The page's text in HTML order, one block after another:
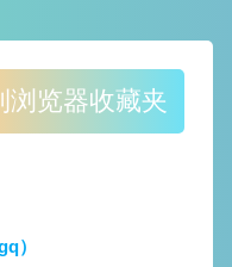
浏览器收藏夹
）